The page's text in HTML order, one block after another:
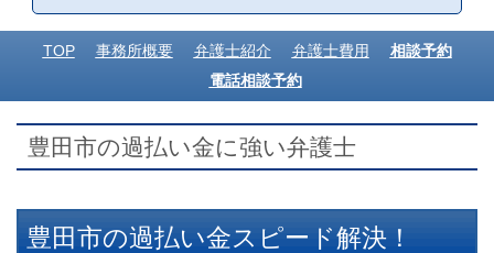
TOP 事務所概要 弁護士紹介 弁護士費用
相談予約
電話相談予約
豊田市の過払い金に強い弁護士
豊田市の過払い金スピード解決！